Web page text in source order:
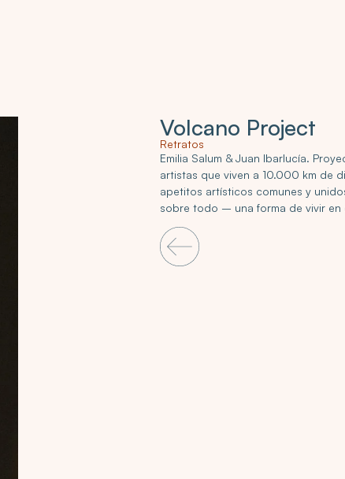
Volcano Project
Retratos
Emilia Salum & Juan Ibarlucía.
artistas que viven a 10.000 km de
apetitos artísticos comunes y
sobre todo – una forma de vivir en